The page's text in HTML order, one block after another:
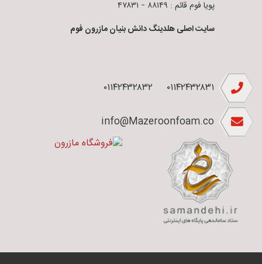
پویا فوم قائم : ۸۸۱۴۹ – ۴۷۸۳۱
سایت اصلی هلدینگ دانش بنیان مازرون فوم
۰۱۱۴۲۴۳۲۸۳۱ ۰۱۱۴۲۴۳۲۸۳۲
info@Mazeroonfoam.co